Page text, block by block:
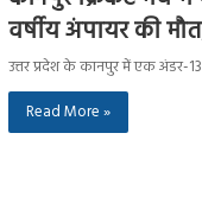
वर्षीय अंपायर की
उत्तर प्रदेश के कानपुर में एक अंडर-
Read More »